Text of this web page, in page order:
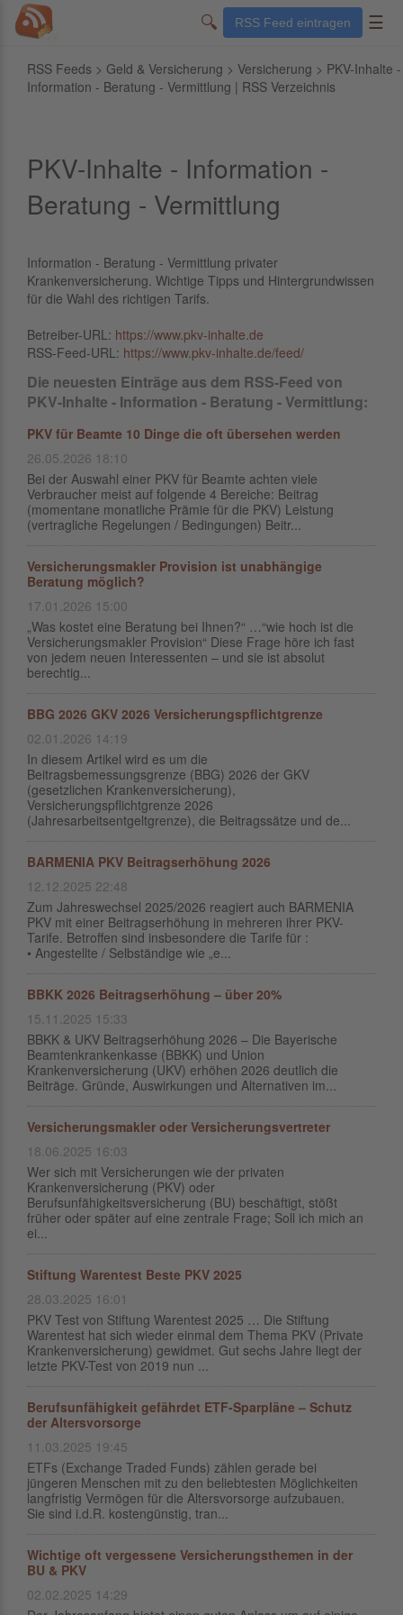
🔍 RSS Feed eintragen ☰
RSS Feeds > Geld & Versicherung > Versicherung > PKV-Inhalte -
Information - Beratung - Vermittlung | RSS Verzeichnis
PKV-Inhalte - Information -
Beratung - Vermittlung
Information - Beratung - Vermittlung privater
Krankenversicherung. Wichtige Tipps und Hintergrundwissen
für die Wahl des richtigen Tarifs.
Betreiber-URL: https://www.pkv-inhalte.de
RSS-Feed-URL: https://www.pkv-inhalte.de/feed/
Die neuesten Einträge aus dem RSS-Feed von
PKV-Inhalte - Information - Beratung - Vermittlung:
PKV für Beamte 10 Dinge die oft übersehen werden
26.05.2026 18:10
Bei der Auswahl einer PKV für Beamte achten viele
Verbraucher meist auf folgende 4 Bereiche: Beitrag
(momentane monatliche Prämie für die PKV) Leistung
(vertragliche Regelungen / Bedingungen) Beitr...
Versicherungsmakler Provision ist unabhängige
Beratung möglich?
17.01.2026 15:00
„Was kostet eine Beratung bei Ihnen?“ …“wie hoch ist die
Versicherungsmakler Provision“ Diese Frage höre ich fast
von jedem neuen Interessenten – und sie ist absolut
berechtig...
BBG 2026 GKV 2026 Versicherungspflichtgrenze
02.01.2026 14:19
In diesem Artikel wird es um die
Beitragsbemessungsgrenze (BBG) 2026 der GKV
(gesetzlichen Krankenversicherung),
Versicherungspflichtgrenze 2026
(Jahresarbeitsentgeltgrenze), die Beitragssätze und de...
BARMENIA PKV Beitragserhöhung 2026
12.12.2025 22:48
Zum Jahreswechsel 2025/2026 reagiert auch BARMENIA
PKV mit einer Beitragserhöhung in mehreren ihrer PKV-
Tarife. Betroffen sind insbesondere die Tarife für :
• Angestellte / Selbständige wie „e...
BBKK 2026 Beitragserhöhung – über 20%
15.11.2025 15:33
BBKK & UKV Beitragserhöhung 2026 – Die Bayerische
Beamtenkrankenkasse (BBKK) und Union
Krankenversicherung (UKV) erhöhen 2026 deutlich die
Beiträge. Gründe, Auswirkungen und Alternativen im...
Versicherungsmakler oder Versicherungsvertreter
18.06.2025 16:03
Wer sich mit Versicherungen wie der privaten
Krankenversicherung (PKV) oder
Berufsunfähigkeitsversicherung (BU) beschäftigt, stößt
früher oder später auf eine zentrale Frage; Soll ich mich an
ei...
Stiftung Warentest Beste PKV 2025
28.03.2025 16:01
PKV Test von Stiftung Warentest 2025 … Die Stiftung
Warentest hat sich wieder einmal dem Thema PKV (Private
Krankenversicherung) gewidmet. Gut sechs Jahre liegt der
letzte PKV-Test von 2019 nun ...
Berufsunfähigkeit gefährdet ETF-Sparpläne – Schutz
der Altersvorsorge
11.03.2025 19:45
ETFs (Exchange Traded Funds) zählen gerade bei
jüngeren Menschen mit zu den beliebtesten Möglichkeiten
langfristig Vermögen für die Altersvorsorge aufzubauen.
Sie sind i.d.R. kostengünstig, tran...
Wichtige oft vergessene Versicherungsthemen in der
BU & PKV
02.02.2025 14:29